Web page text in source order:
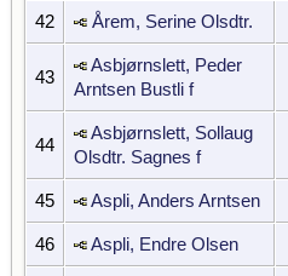
42 Årem, Serine Olsdtr.
43
Asbjørnslett, Peder
Arntsen Bustli f
44
Asbjørnslett, Sollaug
Olsdtr. Sagnes f
45 Aspli, Anders Arntsen
46 Aspli, Endre Olsen